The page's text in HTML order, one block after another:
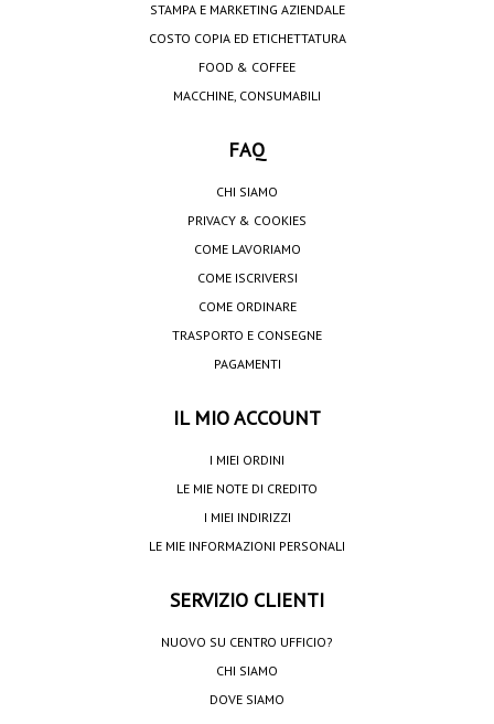
STAMPA E MARKETING AZIENDALE
COSTO COPIA ED ETICHETTATURA
FOOD & COFFEE
MACCHINE, CONSUMABILI
FAQ
CHI SIAMO
PRIVACY & COOKIES
COME LAVORIAMO
COME ISCRIVERSI
COME ORDINARE
TRASPORTO E CONSEGNE
PAGAMENTI
IL MIO ACCOUNT
I MIEI ORDINI
LE MIE NOTE DI CREDITO
I MIEI INDIRIZZI
LE MIE INFORMAZIONI PERSONALI
SERVIZIO CLIENTI
NUOVO SU CENTRO UFFICIO?
CHI SIAMO
DOVE SIAMO